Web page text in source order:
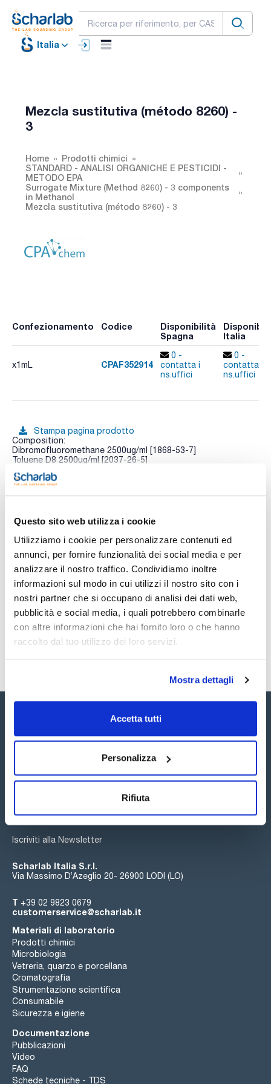
Questo sito web utilizza i cookie
Utilizziamo i cookie per personalizzare contenuti ed
annunci, per fornire funzionalità dei social media e per
analizzare il nostro traffico. Condividiamo inoltre
informazioni sul modo in cui utilizzi il nostro sito con i
nostri partner che si occupano di analisi dei dati web,
pubblicità e social media, i quali potrebbero combinarle
con altre informazioni che hai fornito loro o che hanno
raccolto dal tuo utilizzo dei loro servizi.
Mostra dettagli
Accetta tutti
Personalizza
Rifiuta
Italia
Mezcla sustitutiva (método 8260) -
3
Home
Prodotti chimici
STANDARD - ANALISI ORGANICHE E PESTICIDI -
METODO EPA
Surrogate Mixture (Method 8260) - 3 components
in Methanol
Mezcla sustitutiva (método 8260) - 3
Confezionamento Codice
Disponibilità
Spagna
Italia
x1mL CPAF352914
0 -
contatta i
ns.uffici
0 -
contatta i
ns.uffici
Stampa pagina prodotto
Composition:
Dibromofluoromethane 2500ug/ml [1868-53-7]
Toluene D8 2500ug/ml [2037-26-5]
Vedi di più
Documentazione tecnica
TDS / Scheda tecnica
Registrati per i download
COA
Registrati per i download
SDS / Scheda di
Sicurezza
Registrati per i download
Iscriviti alla Newsletter
Scharlab Italia S.r.l.
Via Massimo D’Azeglio 20- 26900 LODI (LO)
T +39 02 9823 0679
customerservice@scharlab.it
Materiali di laboratorio
Prodotti chimici
Microbiologia
Vetreria, quarzo e porcellana
Cromatografia
Strumentazione scientifica
Consumabile
Sicurezza e igiene
Documentazione
Pubblicazioni
Video
FAQ
Schede tecniche - TDS